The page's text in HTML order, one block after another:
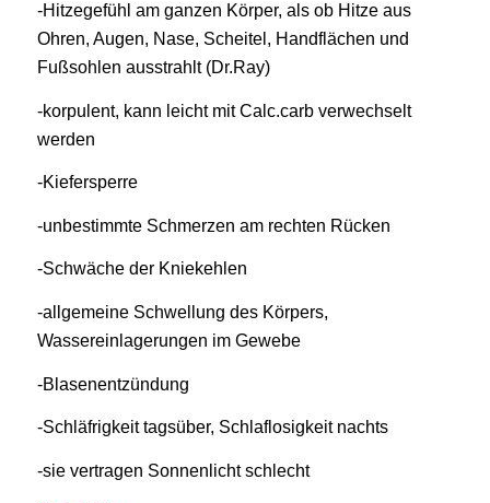
-Hitzegefühl am ganzen Körper, als ob Hitze aus
Ohren, Augen, Nase, Scheitel, Handflächen und
Fußsohlen ausstrahlt (Dr.Ray)
-korpulent, kann leicht mit Calc.carb verwechselt
werden
-Kiefersperre
-unbestimmte Schmerzen am rechten Rücken
-Schwäche der Kniekehlen
-allgemeine Schwellung des Körpers,
Wassereinlagerungen im Gewebe
-Blasenentzündung
-Schläfrigkeit tagsüber, Schlaflosigkeit nachts
-sie vertragen Sonnenlicht schlecht